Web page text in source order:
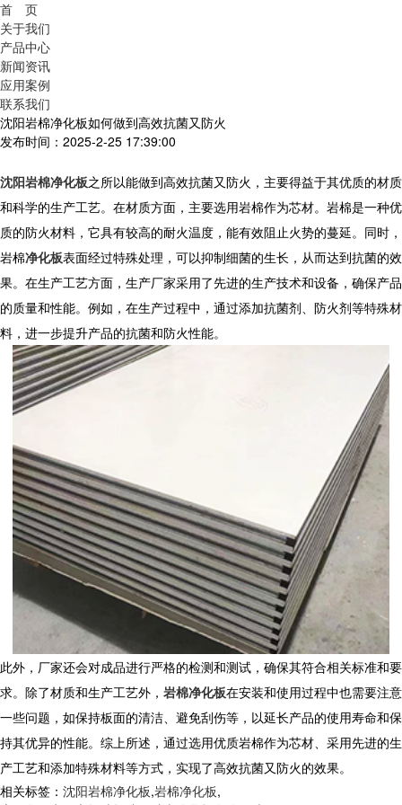
首 页
关于我们
产品中心
新闻资讯
应用案例
联系我们
沈阳岩棉净化板如何做到高效抗菌又防火
发布时间：2025-2-25 17:39:00
沈阳岩棉净化板之所以能做到高效抗菌又防火，主要得益于其优质的材质
和科学的生产工艺。在材质方面，主要选用岩棉作为芯材。岩棉是一种优
质的防火材料，它具有较高的耐火温度，能有效阻止火势的蔓延。同时，
岩棉净化板表面经过特殊处理，可以抑制细菌的生长，从而达到抗菌的效
果。在生产工艺方面，生产厂家采用了先进的生产技术和设备，确保产品
的质量和性能。例如，在生产过程中，通过添加抗菌剂、防火剂等特殊材
料，进一步提升产品的抗菌和防火性能。
此外，厂家还会对成品进行严格的检测和测试，确保其符合相关标准和要
求。除了材质和生产工艺外， 岩棉净化板在安装和使用过程中也需要注意
一些问题，如保持板面的清洁、避免刮伤等，以延长产品的使用寿命和保
持其优异的性能。综上所述，通过选用优质岩棉作为芯材、采用先进的生
产工艺和添加特殊材料等方式，实现了高效抗菌又防火的效果。
相关标签： 沈阳岩棉净化板,岩棉净化板,